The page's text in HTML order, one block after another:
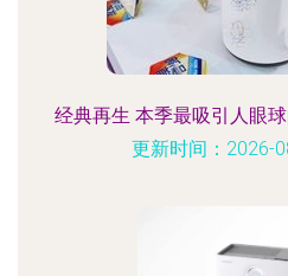
经典再生 本季最吸引人眼
更新时间：2026-